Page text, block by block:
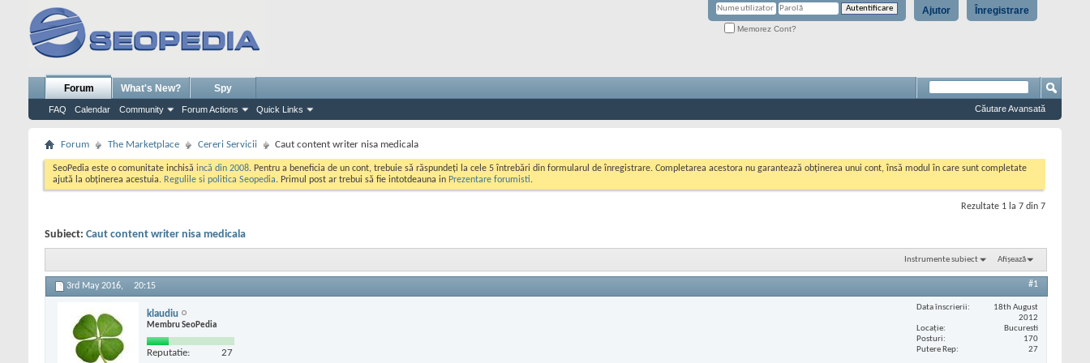
Înregistrare
Ajutor
Memorez Cont?
Forum
FAQ Calendar Community Forum Actions Quick Links
What's New? Spy
Căutare Avansată
Forum The Marketplace Cereri Servicii Caut content writer nisa medicala
SeoPedia este o comunitate inchisă incă din 2008. Pentru a beneficia de un cont, trebuie să răspundeți la cele 5 întrebări din formularul de înregistrare. Completarea acestora nu garantează obținerea unui cont, însă modul în care sunt completate
ajută la obținerea acestuia. Regulile si politica Seopedia. Primul post ar trebui să fie intotdeauna in Prezentare forumisti.
Rezultate 1 la 7 din 7
Subiect: Caut content writer nisa medicala
Instrumente subiect Afișează
3rd May 2016, 20:15 #1
klaudiu
Membru SeoPedia
Reputatie: 27
Data înscrierii
18th August
2012
Locaţie
Bucuresti
Posturi
170
Putere Rep
27